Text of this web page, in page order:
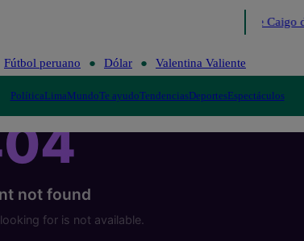
Me Caigo
Fútbol peruano Dólar Valentina Valiente
PolíticaLimaMundoTe ayudoTendenciasDeportesEspectáculos